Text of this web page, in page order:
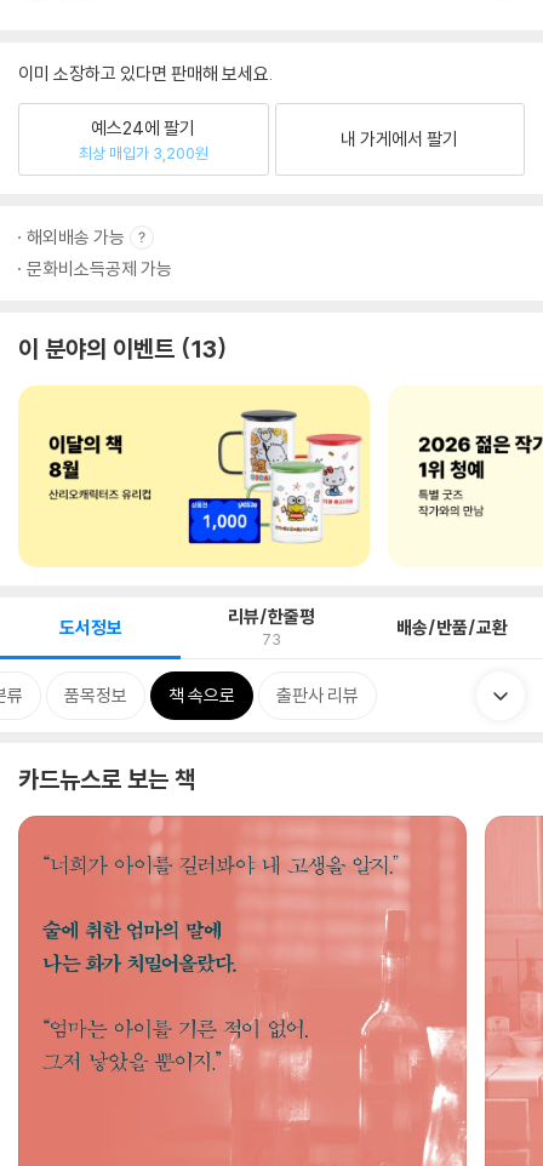
이미 소장하고 있다면 판매해 보세요.
예스24에 팔기
최상 매입가 3,200원
내 가게에서 팔기
해외배송 가능
문화비소득공제 가능
이 분야의 이벤트 13
도서정보 리뷰/한줄평
73 배송/반품/교환
류 품목정보 책 속으로 출판사 리뷰
카드뉴스로 보는 책